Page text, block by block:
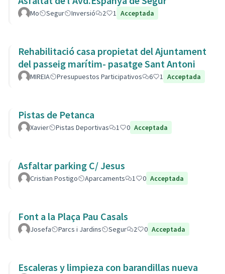
Mo Segur Inversió 2 1 Acceptada
Rehabilitació casa propietat del Ajuntament
del passeig marítim- pasatge Sant Antoni
MIREIA Presupuestos Participativos 6 1 Acceptada
Pistas de Petanca
Xavier Pistas Deportivas 1 0 Acceptada
Asfaltar parking C/ Jesus
Cristian Postigo Aparcaments 1 0 Acceptada
Font a la Plaça Pau Casals
Josefa Parcs i Jardins Segur 2 0 Acceptada
Escaleras y limpieza con barandillas nueva